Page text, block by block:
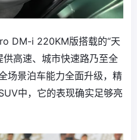
DM-i 220KM版搭载的“天
高速、城市快速路乃至全
场景泊车能力全面升级，精
中，它的表现确实足够亮